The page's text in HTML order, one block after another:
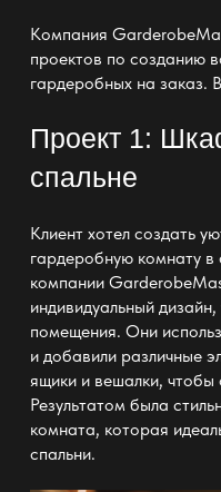
Компания
проектов по созданию
гардеробных на заказ.
Проект 1:
спальне
Клиент хотел создать
гардеробную комнату в
компании
индивидуальный дизайн,
помещения. Они
и добавили различные
ящикии вешалки, чтобы
Результатом была
комната, которая
спальни.